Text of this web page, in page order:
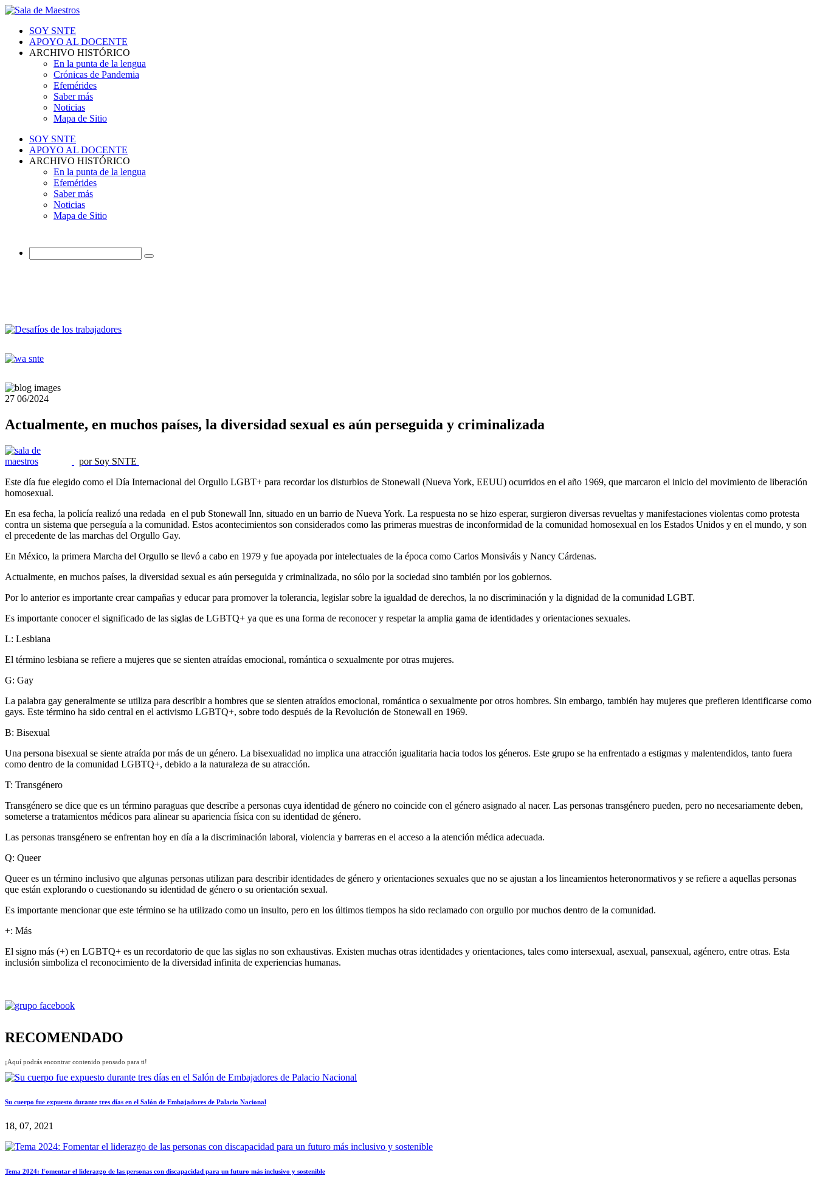
SOY SNTE
APOYO AL DOCENTE
ARCHIVO HISTÓRICO
En la punta de la lengua
Crónicas de Pandemia
Efemérides
Saber más
Noticias
Mapa de Sitio
SOY SNTE
APOYO AL DOCENTE
ARCHIVO HISTÓRICO
En la punta de la lengua
Efemérides
Saber más
Noticias
Mapa de Sitio
27 06/2024
Actualmente, en muchos países, la diversidad sexual es aún perseguida y criminalizada
por Soy SNTE
Este día fue elegido como el Día Internacional del Orgullo LGBT+ para recordar los disturbios de Stonewall (Nueva York, EEUU) ocurridos en el año 1969, que marcaron el inicio del movimiento de liberación
homosexual.
En esa fecha, la policía realizó una redada en el pub Stonewall Inn, situado en un barrio de Nueva York. La respuesta no se hizo esperar, surgieron diversas revueltas y manifestaciones violentas como protesta
contra un sistema que perseguía a la comunidad. Estos acontecimientos son considerados como las primeras muestras de inconformidad de la comunidad homosexual en los Estados Unidos y en el mundo, y son
el precedente de las marchas del Orgullo Gay.
En México, la primera Marcha del Orgullo se llevó a cabo en 1979 y fue apoyada por intelectuales de la época como Carlos Monsiváis y Nancy Cárdenas.
Actualmente, en muchos países, la diversidad sexual es aún perseguida y criminalizada, no sólo por la sociedad sino también por los gobiernos.
Por lo anterior es importante crear campañas y educar para promover la tolerancia, legislar sobre la igualdad de derechos, la no discriminación y la dignidad de la comunidad LGBT.
Es importante conocer el significado de las siglas de LGBTQ+ ya que es una forma de reconocer y respetar la amplia gama de identidades y orientaciones sexuales.
L: Lesbiana
El término lesbiana se refiere a mujeres que se sienten atraídas emocional, romántica o sexualmente por otras mujeres.
G: Gay
La palabra gay generalmente se utiliza para describir a hombres que se sienten atraídos emocional, romántica o sexualmente por otros hombres. Sin embargo, también hay mujeres que prefieren identificarse como
gays. Este término ha sido central en el activismo LGBTQ+, sobre todo después de la Revolución de Stonewall en 1969.
B: Bisexual
Una persona bisexual se siente atraída por más de un género. La bisexualidad no implica una atracción igualitaria hacia todos los géneros. Este grupo se ha enfrentado a estigmas y malentendidos, tanto fuera
como dentro de la comunidad LGBTQ+, debido a la naturaleza de su atracción.
T: Transgénero
Transgénero se dice que es un término paraguas que describe a personas cuya identidad de género no coincide con el género asignado al nacer. Las personas transgénero pueden, pero no necesariamente deben,
someterse a tratamientos médicos para alinear su apariencia física con su identidad de género.
Las personas transgénero se enfrentan hoy en día a la discriminación laboral, violencia y barreras en el acceso a la atención médica adecuada.
Q: Queer
Queer es un término inclusivo que algunas personas utilizan para describir identidades de género y orientaciones sexuales que no se ajustan a los lineamientos heteronormativos y se refiere a aquellas personas
que están explorando o cuestionando su identidad de género o su orientación sexual.
Es importante mencionar que este término se ha utilizado como un insulto, pero en los últimos tiempos ha sido reclamado con orgullo por muchos dentro de la comunidad.
+: Más
El signo más (+) en LGBTQ+ es un recordatorio de que las siglas no son exhaustivas. Existen muchas otras identidades y orientaciones, tales como intersexual, asexual, pansexual, agénero, entre otras. Esta
inclusión simboliza el reconocimiento de la diversidad infinita de experiencias humanas.
RECOMENDADO
¡Aquí podrás encontrar contenido pensado para ti!
Su cuerpo fue expuesto durante tres días en el Salón de Embajadores de Palacio Nacional
18, 07, 2021
Tema 2024: Fomentar el liderazgo de las personas con discapacidad para un futuro más inclusivo y sostenible